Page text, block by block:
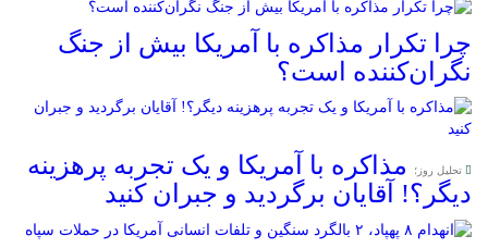
چرا تکرار مذاکره با آمریکا بیش از جنگ
نگران‌کننده است؟
تحلیل روز؛
مذاکره با آمریکا و یک تجربه پرهزینه
دیگر؟! آقایان برگردید و جبران کنید